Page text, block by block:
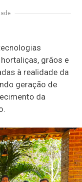
grãos e
à realidade da
geração de
da